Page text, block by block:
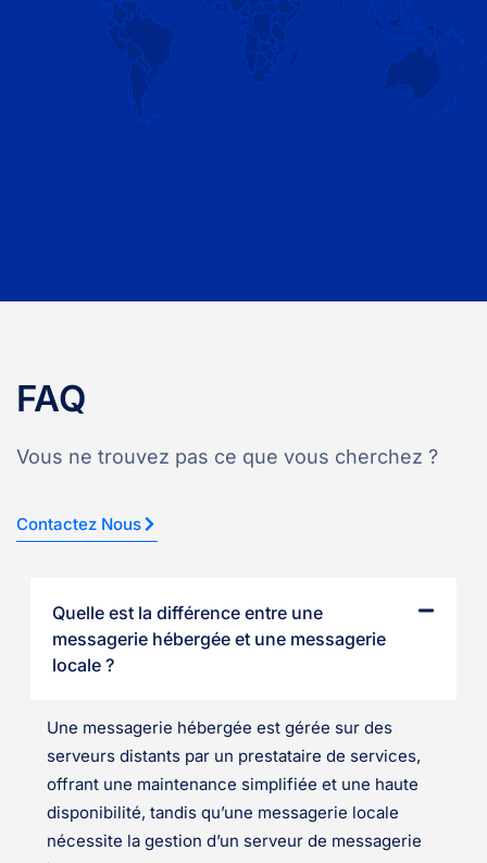
FAQ
Vous ne trouvez pas ce que vous cherchez ?
Contactez Nous
Quelle est la différence entre une
messagerie hébergée et une messagerie
locale ?
Une messagerie hébergée est gérée sur des
serveurs distants par un prestataire de services,
offrant une maintenance simplifiée et une haute
disponibilité, tandis qu’une messagerie locale
nécessite la gestion d’un serveur de messagerie